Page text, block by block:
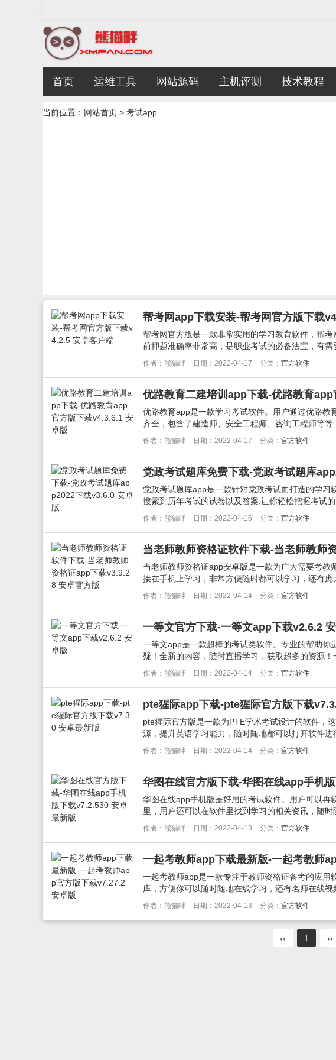
首页 运维工具 网站源码 主机评测 技术教程
当前位置： 网站首页 > 考试app
帮考网app下载安装-帮考网官方版下载
帮考网官方版是一款非常实用的学习教育软件，帮
前押题准确率非常高，是职业考试的必备法宝，有需
作者：熊猫畔 日期：2022-04-17 分类： 官方软件
优路教育二建培训app下载-优路教育
优路教育app是一款学习考试软件。用户通过优路
齐全，包含了建造师、安全工程师、咨询工程师等等
作者：熊猫畔 日期：2022-04-17 分类： 官方软件
党政考试题库免费下载-党政考试题库
党政考试题库app是一款针对党政考试而打造的学
搜索到历年考试的试卷以及答案,让你轻松把握考试
作者：熊猫畔 日期：2022-04-16 分类： 官方软件
当老师教师资格证软件下载-当老师教师
当老师教师资格证app安卓版是一款为广大需要考
接在手机上学习，非常方便随时都可以学习，还有庞
作者：熊猫畔 日期：2022-04-14 分类： 官方软件
一等文官方下载-一等文app下载v2.6.2
一等文app是一款超棒的考试类软件。专业的帮助
疑！全新的内容，随时直播学习，获取超多的资源！
作者：熊猫畔 日期：2022-04-14 分类： 官方软件
pte猩际app下载-pte猩际官方版下载
pte猩际官方版是一款为PTE学术考试设计的软件，
源，提升英语学习能力，随时随地都可以打开软件进
作者：熊猫畔 日期：2022-04-14 分类： 官方软件
华图在线官方版下载-华图在线app手机
华图在线app手机版是好用的考试软件。用户可以
里，用户还可以在软件里找到学习的相关资讯，随时
作者：熊猫畔 日期：2022-04-13 分类： 官方软件
一起考教师app下载最新版-一起考教师
一起考教师app是一款专注于教师资格证备考的应
库，方便你可以随时随地在线学习，还有名师在线视
作者：熊猫畔 日期：2022-04-13 分类： 官方软件
‹‹ 1 ››